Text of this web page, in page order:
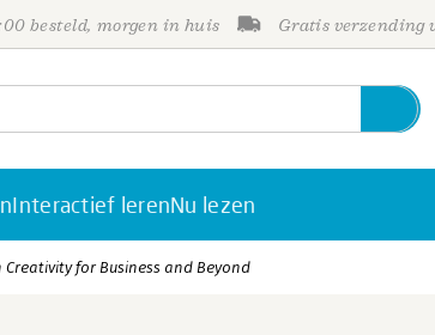
besteld, morgen in huis Gratis verzending
Interactief lerenNu lezen
for Business and Beyond